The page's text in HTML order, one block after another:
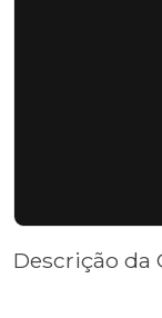
Descrição da